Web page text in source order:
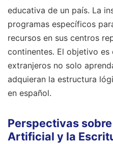
educativa de un país. La
programas específicos
recursos en sus centros
continentes. El objetivo es
extranjeros no solo
adquieran la estructura
en español.
Perspectivas
Artificial y la